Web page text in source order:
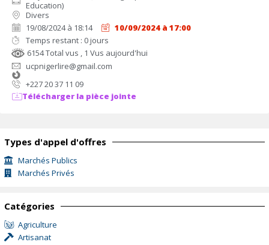
Education)
Divers
19/08/2024 à 18:14
10/09/2024 à 17:00
Temps restant : 0 jours
6154 Total vus , 1 Vus aujourd'hui
ucpnigerlire@gmail.com
+227 20 37 11 09
Télécharger la pièce jointe
Types d'appel d'offres
Marchés Publics
Marchés Privés
Catégories
Agriculture
Artisanat